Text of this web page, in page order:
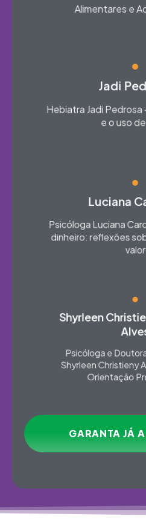
Alimentares e
Jadi
Hebiatra Jadi Pedrosa
e o uso
Luciana
Psicóloga Luciana
dinheiro: reflexões
valor​
Shyrleen
Psicóloga e
Shyrleen Christieny
Orientação
GARANTA JÁ